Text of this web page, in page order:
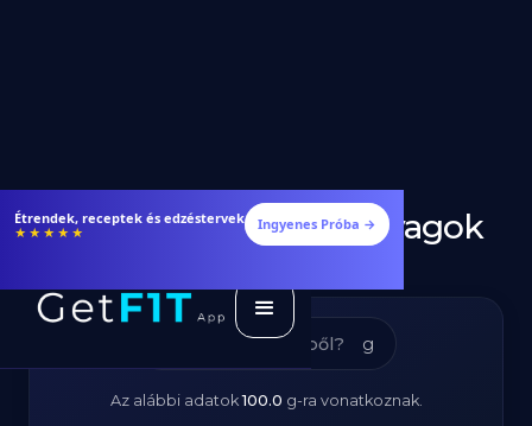
Étrendek, receptek és edzéstervek
★★★★★ Ingyenes Próba →
Csirkemell – Tápanyagok
g
Az alábbi adatok100.0 g-ra vonatkoznak.